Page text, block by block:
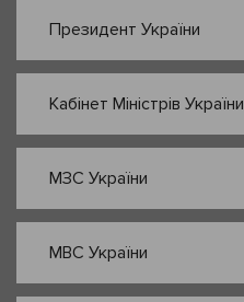
Президент України
Кабінет Міністрів України
МЗС України
МВС України